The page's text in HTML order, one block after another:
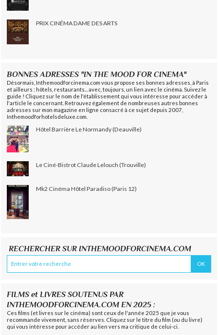
PRIX CINÉMA DAME DES ARTS
BONNES ADRESSES "IN THE MOOD FOR CINEMA"
Désormais, Inthemoodforcinema.com vous propose ses bonnes adresses, à Paris
et ailleurs : hôtels, restaurants... avec, toujours, un lien avec le cinéma. Suivez le
guide ! Cliquez sur le nom de l'établissement qui vous intéresse pour accéder à
l'article le concernant. Retrouvez également de nombreuses autres bonnes
adresses sur mon magazine en ligne consacré à ce sujet depuis 2007,
Inthemoodforhotelsdeluxe.com.
Hôtel Barrière Le Normandy (Deauville)
Le Ciné-Bistrot Claude Lelouch (Trouville)
Mk2 Cinéma Hôtel Paradiso (Paris 12)
RECHERCHER SUR INTHEMOODFORCINEMA.COM
FILMS et LIVRES SOUTENUS PAR
INTHEMOODFORCINEMA.COM EN 2025 :
Ces films (et livres sur le cinéma) sont ceux de l'année 2025 que je vous
recommande vivement, sans réserves. Cliquez sur le titre du film (ou du livre)
qui vous intéresse pour accéder au lien vers ma critique de celui-ci.